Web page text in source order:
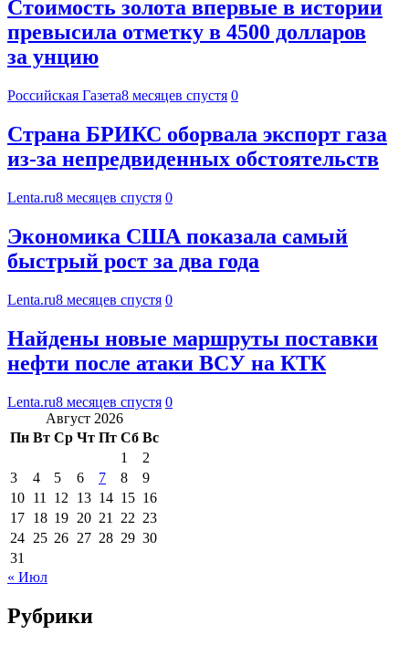
Стоимость золота впервые в истории
превысила отметку в 4500 долларов
за унцию
Российская Газета8 месяцев спустя 0
Страна БРИКС оборвала экспорт газа
из-за непредвиденных обстоятельств
Lenta.ru8 месяцев спустя 0
Экономика США показала самый
быстрый рост за два года
Lenta.ru8 месяцев спустя 0
Найдены новые маршруты поставки
нефти после атаки ВСУ на КТК
Lenta.ru8 месяцев спустя 0
Август 2026
Пн Вт Ср Чт Пт Сб Вс
1
2
3
4 5 6 7 8
9
10 11 12 13 14 15 16
17 18 19 20 21 22 23
24 25 26 27 28 29 30
31
« Июл
Рубрики